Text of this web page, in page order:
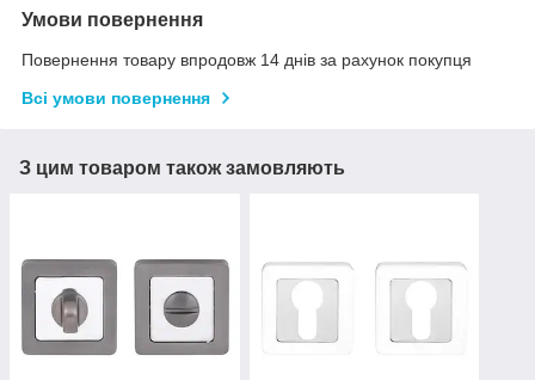
Умови повернення
Повернення товару впродовж 14 днів за рахунок покупця
Всі умови повернення
З цим товаром також замовляють